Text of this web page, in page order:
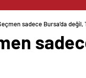
sadece Bursa’da değil,